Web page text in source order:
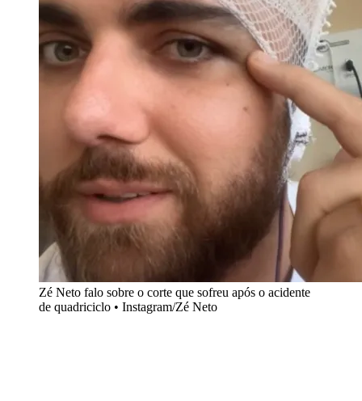
Zé Neto falo sobre o corte que sofreu após o acidente
de quadriciclo • Instagram/Zé Neto